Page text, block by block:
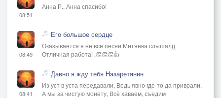
08:51
Анна Р., Анна спасибо!
08:49
Его большое сердце
Оказывается я не все песни Митяева слышал((
Отличная работа! ,👏👏👏👍
08:41
Давно я жду тебя Назаретянин
Из уст в уста передавали, Ведь явно где-то да приврали,
А мы за чистую монету, Всё хаваем, съедим